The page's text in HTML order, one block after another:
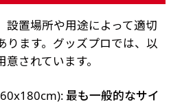
設置場所や用途によって適切
ります。グッズプロでは、以
されています。
最も一般的なサイ